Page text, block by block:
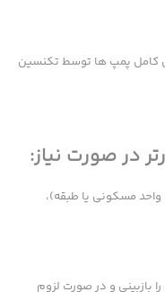
سرویس کامل پمپ ها توسط تکنسین
در صورت نیاز:
مسکونی یا طبقه)،
بازبینی و در صورت لزوم